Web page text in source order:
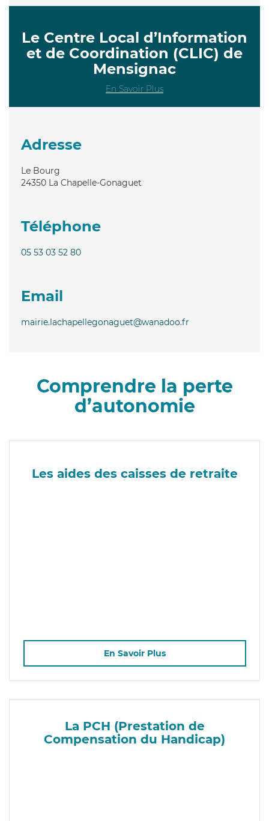
Le Centre Local d’Information
et de Coordination (CLIC) de
Mensignac
En Savoir Plus
Adresse
Le Bourg
24350 La Chapelle-Gonaguet
Téléphone
05 53 03 52 80
Email
mairie.lachapellegonaguet@wanadoo.fr
Comprendre la perte
d’autonomie
Les aides des caisses de retraite
En Savoir Plus
La PCH (Prestation de
Compensation du Handicap)